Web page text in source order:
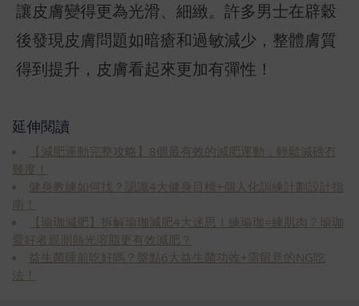
讓皮膚變得更為光滑、細緻。許多男士在辟穀
後發現皮膚問題如暗瘡和過敏減少，整體膚質
得到提升，皮膚看起來更加有彈性！
延伸閱讀
【減肥運動完整攻略】8個最有效的減肥運動，輕鬆減磅冇
難度！
健身教練如何找？認識4大健身目標+個人化訓練計劃設計指
南！
【瑜珈減肥】拆解瑜珈減肥4大迷思！練瑜珈=練肌肉？瑜珈
愛好者親測熱光溶脂更有效減肥？
益生菌睡前吃好嗎？盤點6大益生菌功效+需留意的NG吃
法！